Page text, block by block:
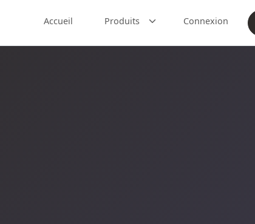
Accueil Produits Connexion